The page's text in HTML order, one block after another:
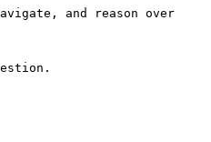
and reason over